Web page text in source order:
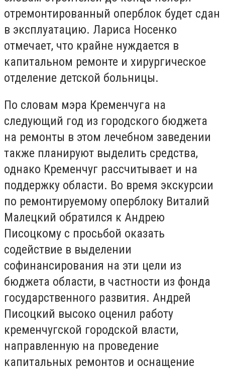
отремонтированный оперблок будет сдан
в эксплуатацию. Лариса Носенко
отмечает, что крайне нуждается в
капитальном ремонте и хирургическое
отделение детской больницы.
По словам мэра Кременчуга на
следующий год из городского бюджета
на ремонты в этом лечебном заведении
также планируют выделить средства,
однако Кременчуг рассчитывает и на
поддержку области. Во время экскурсии
по ремонтируемому оперблоку Виталий
Малецкий обратился к Андрею
Писоцкому с просьбой оказать
содействие в выделении
софинансирования на эти цели из
бюджета области, в частности из фонда
государственного развития. Андрей
Писоцкий высоко оценил работу
кременчугской городской власти,
направленную на проведение
капитальных ремонтов и оснащение